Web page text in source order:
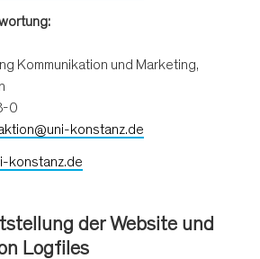
Kommunikation und Marketing,
0
konstanz.de
konstanz.de
der Website und
Logfiles